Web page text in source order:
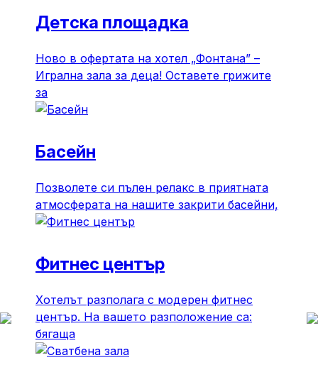
Детска площадка
Ново в офертата на хотел „Фонтана” –
Игрална зала за деца! Оставете грижите
за
Басейн
Позволете си пълен релакс в приятната
атмосферата на нашите закрити басейни,
Фитнес център
Хотелът разполага с модерен фитнес
център. На вашето разположение са:
бягаща